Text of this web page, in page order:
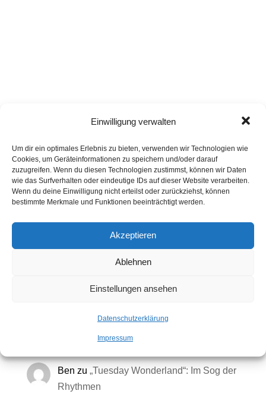
Einwilligung verwalten
Um dir ein optimales Erlebnis zu bieten, verwenden wir Technologien wie
Cookies, um Geräteinformationen zu speichern und/oder darauf
zuzugreifen. Wenn du diesen Technologien zustimmst, können wir Daten
wie das Surfverhalten oder eindeutige IDs auf dieser Website verarbeiten.
Wenn du deine Einwilligung nicht erteilst oder zurückziehst, können
bestimmte Merkmale und Funktionen beeinträchtigt werden.
Akzeptieren
Ablehnen
Einstellungen ansehen
Datenschutzerklärung
Impressum
Kommentare
Springsteens grimmiges Kopfkino
[…] von Springsteens solo in seinem
Nebraska habe ich hier…
Ben zu „Tuesday Wonderland“: Im Sog der
Rhythmen